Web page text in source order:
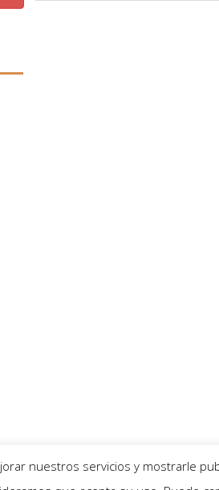
nuestros servicios y mostrarle